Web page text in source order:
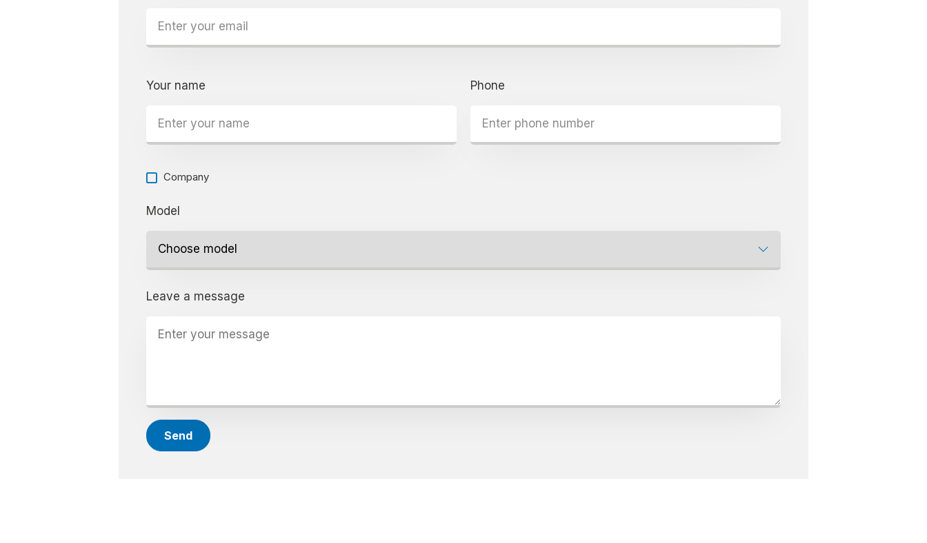
Your name Phone
Company
Model
Leave a message
Send